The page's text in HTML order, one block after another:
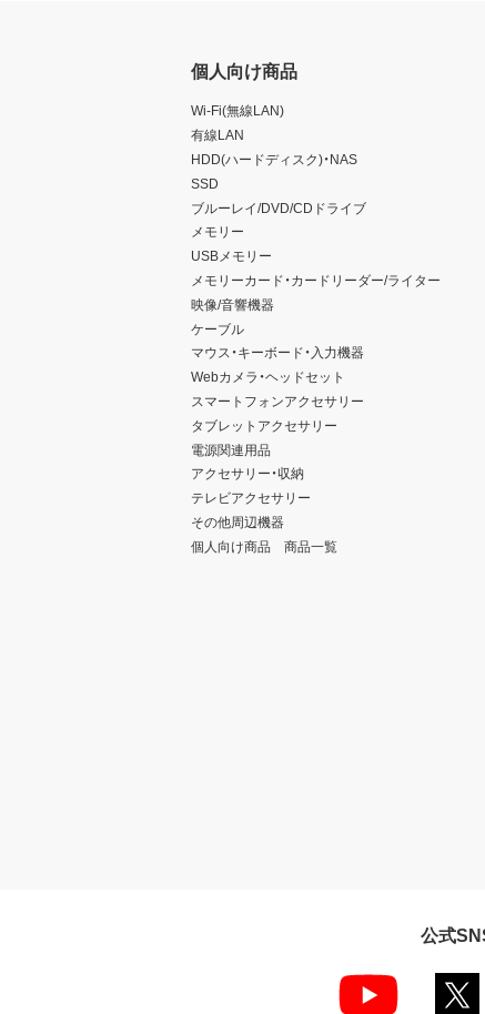
個人向け商品
Wi-Fi(無線LAN)
有線LAN
HDD(ハードディスク)・NAS
SSD
ブルーレイ/DVD/CDドライブ
メモリー
USBメモリー
メモリーカード・カードリーダー/ライター
映像/音響機器
ケーブル
マウス・キーボード・入力機器
Webカメラ・ヘッドセット
スマートフォンアクセサリー
タブレットアクセサリー
電源関連用品
アクセサリー・収納
テレビアクセサリー
その他周辺機器
個人向け商品 商品一覧
公式